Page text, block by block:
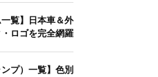
一覧】日本車＆外
ロゴを完全網羅
プ）一覧】色別